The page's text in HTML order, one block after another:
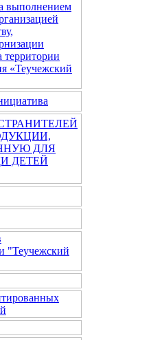
выполнением
территории
«Теучежский
ДЛЯ
ДЕТЕЙ
"Теучежский